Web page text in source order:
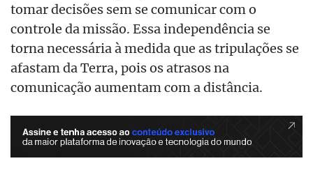
tomar decisões sem se comunicar com o
controle da missão. Essa independência se
torna necessária à medida que as tripulações se
afastam da Terra, pois os atrasos na
comunicação aumentam com a distância.